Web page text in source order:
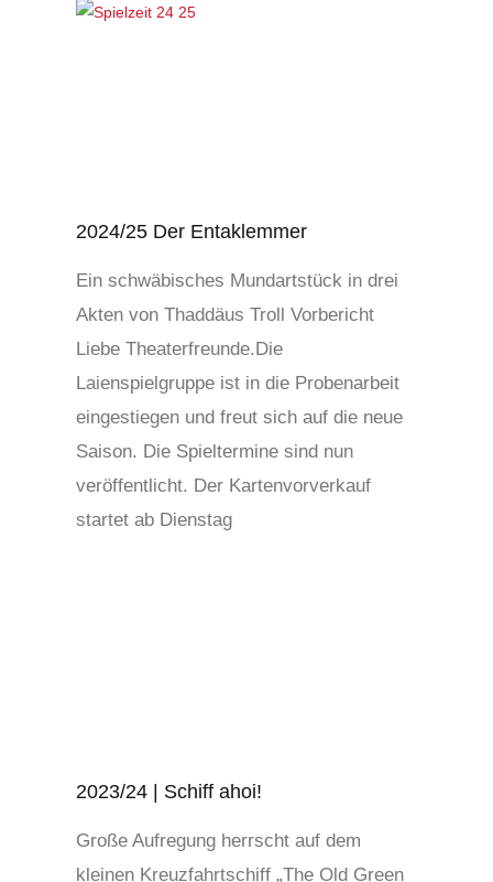
2024/25 Der Entaklemmer
Ein schwäbisches Mundartstück in drei
Akten von Thaddäus Troll Vorbericht
Liebe Theaterfreunde.Die
Laienspielgruppe ist in die Probenarbeit
eingestiegen und freut sich auf die neue
Saison. Die Spieltermine sind nun
veröffentlicht. Der Kartenvorverkauf
startet ab Dienstag
2023/24 | Schiff ahoi!
Große Aufregung herrscht auf dem
kleinen Kreuzfahrtschiff „The Old Green